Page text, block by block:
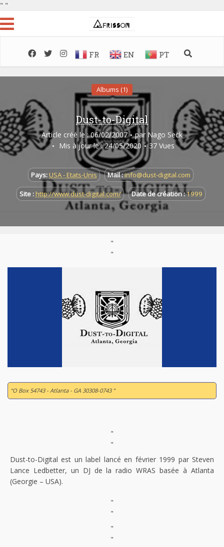
" "
FR EN PT
Albums (1)
Dust-to-Digital
Article créé le : 06/02/2007 par Nago Seck
Mis à jour le : 24/05/2020
37 Vues
Pays: USA - Etats-Unis Mail :info@dust-digital.com
Site : http://www.dust-digital.com/ Date de création :1999
"
"
“O Box 54743 - Atlanta - GA 30308-0743 ”
"
"
Dust-to-Digital est un label lancé en février 1999 par Steven
Lance Ledbetter, un DJ de la radio WRAS basée à Atlanta
(Georgie – USA).
"
"
"
"